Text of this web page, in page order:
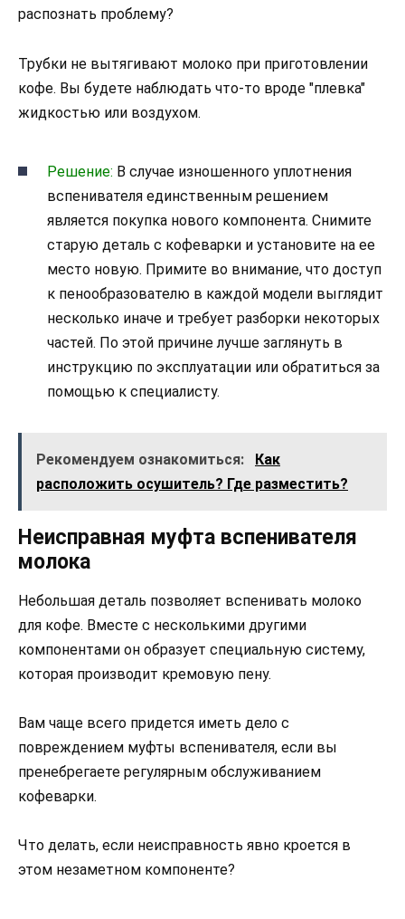
распознать проблему?
Трубки не вытягивают молоко при приготовлении
кофе. Вы будете наблюдать что-то вроде "плевка"
жидкостью или воздухом.
Решение: В случае изношенного уплотнения
вспенивателя единственным решением
является покупка нового компонента. Снимите
старую деталь с кофеварки и установите на ее
место новую. Примите во внимание, что доступ
к пенообразователю в каждой модели выглядит
несколько иначе и требует разборки некоторых
частей. По этой причине лучше заглянуть в
инструкцию по эксплуатации или обратиться за
помощью к специалисту.
Рекомендуем ознакомиться:
Как
расположить осушитель? Где разместить?
Неисправная муфта вспенивателя
молока
Небольшая деталь позволяет вспенивать молоко
для кофе. Вместе с несколькими другими
компонентами он образует специальную систему,
которая производит кремовую пену.
Вам чаще всего придется иметь дело с
повреждением муфты вспенивателя, если вы
пренебрегаете регулярным обслуживанием
кофеварки.
Что делать, если неисправность явно кроется в
этом незаметном компоненте?